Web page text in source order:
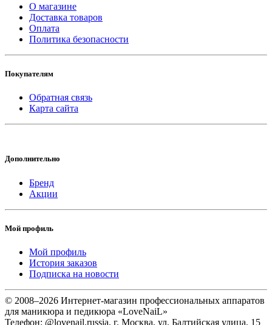
О магазине
Доставка товаров
Оплата
Политика безопасности
Покупателям
Обратная связь
Карта сайта
Дополнительно
Бренд
Акции
Мой профиль
Мой профиль
История заказов
Подписка на новости
© 2008–2026 Интернет-магазин профессиональных аппаратов
для маникюра и педикюра «LoveNaiL»
Телефон: @lovenail.russia, г. Москва, ул. Балтийская улица, 15